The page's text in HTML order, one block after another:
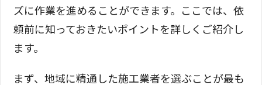
ズに作業を進めることができます。ここでは、依
頼前に知っておきたいポイントを詳しくご紹介し
ます。
まず、地域に精通した施工業者を選ぶことが最も